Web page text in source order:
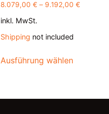
8.079,00 € – 9.192,00 €
inkl. MwSt.
Shipping not included
Ausführung wählen